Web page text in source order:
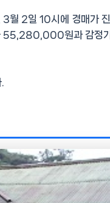
2일 10시에 경매가 진
가 55,280,000원과 감